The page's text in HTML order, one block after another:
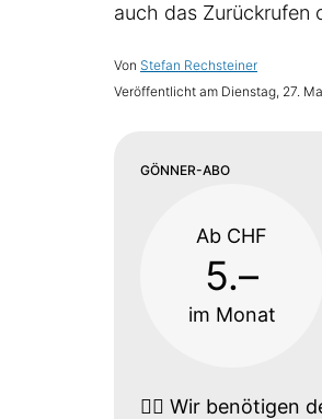
auch das Zurückrufen
Von Stefan Rechsteiner
Veröffentlicht am Dienstag, 27.
GÖNNER-ABO
Ab CHF
5.–
im Monat
👉🏼 Wir benötigen